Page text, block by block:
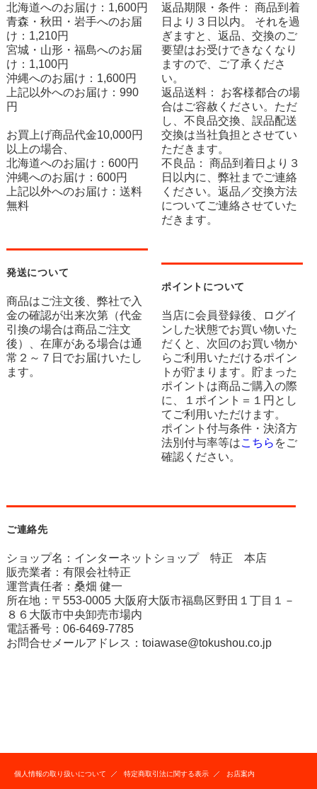
北海道へのお届け：1,600円
青森・秋田・岩手へのお届
け：1,210円
宮城・山形・福島へのお届
け：1,100円
沖縄へのお届け：1,600円
上記以外へのお届け：990
円
お買上げ商品代金10,000円
以上の場合、
北海道へのお届け：600円
沖縄へのお届け：600円
上記以外へのお届け：送料
無料
発送について
商品はご注文後、弊社で入
金の確認が出来次第（代金
引換の場合は商品ご注文
後）、在庫がある場合は通
常２～７日でお届けいたし
ます。
返品期限・条件： 商品到着
日より３日以内。 それを過
ぎますと、返品、交換のご
要望はお受けできなくなり
ますので、ご了承くださ
い。
返品送料： お客様都合の場
合はご容赦ください。ただ
し、不良品交換、誤品配送
交換は当社負担とさせてい
ただきます。
不良品： 商品到着日より３
日以内に、弊社までご連絡
ください。返品／交換方法
についてご連絡させていた
だきます。
ポイントについて
当店に会員登録後、ログイ
ンした状態でお買い物いた
だくと、次回のお買い物か
らご利用いただけるポイン
トが貯まります。貯まった
ポイントは商品ご購入の際
に、１ポイント＝１円とし
てご利用いただけます。
ポイント付与条件・決済方
法別付与率等はこちら をご
確認ください。
ご連絡先
ショップ名：インターネットショップ 特正 本店
販売業者：有限会社特正
運営責任者：桑畑 健一
所在地：〒553-0005 大阪府大阪市福島区野田１丁目１－
８６大阪市中央卸売市場内
電話番号：06-6469-7785
お問合せメールアドレス： toiawase@tokushou.co.jp
個人情報の取り扱いについて 特定商取引法に関する表示 お店案内